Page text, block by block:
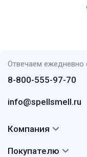
Отвечаем
8-800-555-97-70
info@spellsmell.ru
Компания
Покупателю